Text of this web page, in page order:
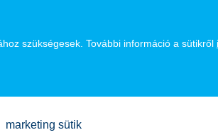
mindennapi működést szeretnék így
a kapacitásbővítés, hatékonyságnövelés.
elengedhetetlen” - emelte ki
nál, partnereinkkel együtt folyamatosan
szükségesek. További információ a sütikről
marketing sütik